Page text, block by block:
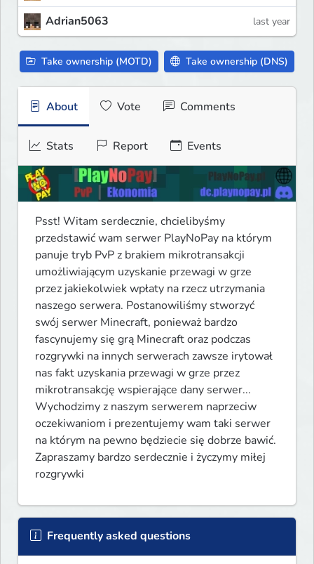
Adrian5063 last year
Take ownership (MOTD) Take ownership (DNS)
About Vote Comments
Stats Report Events
Psst! Witam serdecznie, chcielibyśmy
przedstawić wam serwer PlayNoPay na którym
panuje tryb PvP z brakiem mikrotransakcji
umożliwiającym uzyskanie przewagi w grze
przez jakiekolwiek wpłaty na rzecz utrzymania
naszego serwera. Postanowiliśmy stworzyć
swój serwer Minecraft, ponieważ bardzo
fascynujemy się grą Minecraft oraz podczas
rozgrywki na innych serwerach zawsze irytował
nas fakt uzyskania przewagi w grze przez
mikrotransakcję wspierające dany serwer...
Wychodzimy z naszym serwerem naprzeciw
oczekiwaniom i prezentujemy wam taki serwer
na którym na pewno będziecie się dobrze bawić.
Zapraszamy bardzo serdecznie i życzymy miłej
rozgrywki
Frequently asked questions